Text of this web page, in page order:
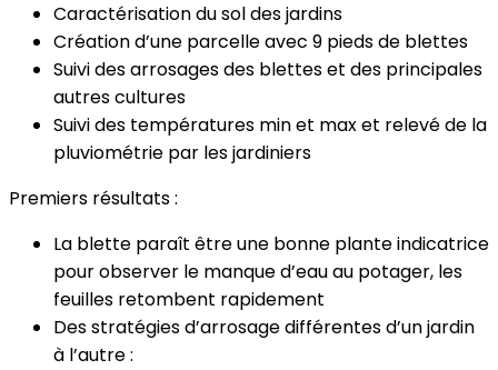
Caractérisation du sol des jardins
Création d’une parcelle avec 9 pieds de blettes
Suivi des arrosages des blettes et des principales
autres cultures
Suivi des températures min et max et relevé de la
pluviométrie par les jardiniers
Premiers résultats :
La blette paraît être une bonne plante indicatrice
pour observer le manque d’eau au potager, les
feuilles retombent rapidement
Des stratégies d’arrosage différentes d’un jardin
à l’autre :